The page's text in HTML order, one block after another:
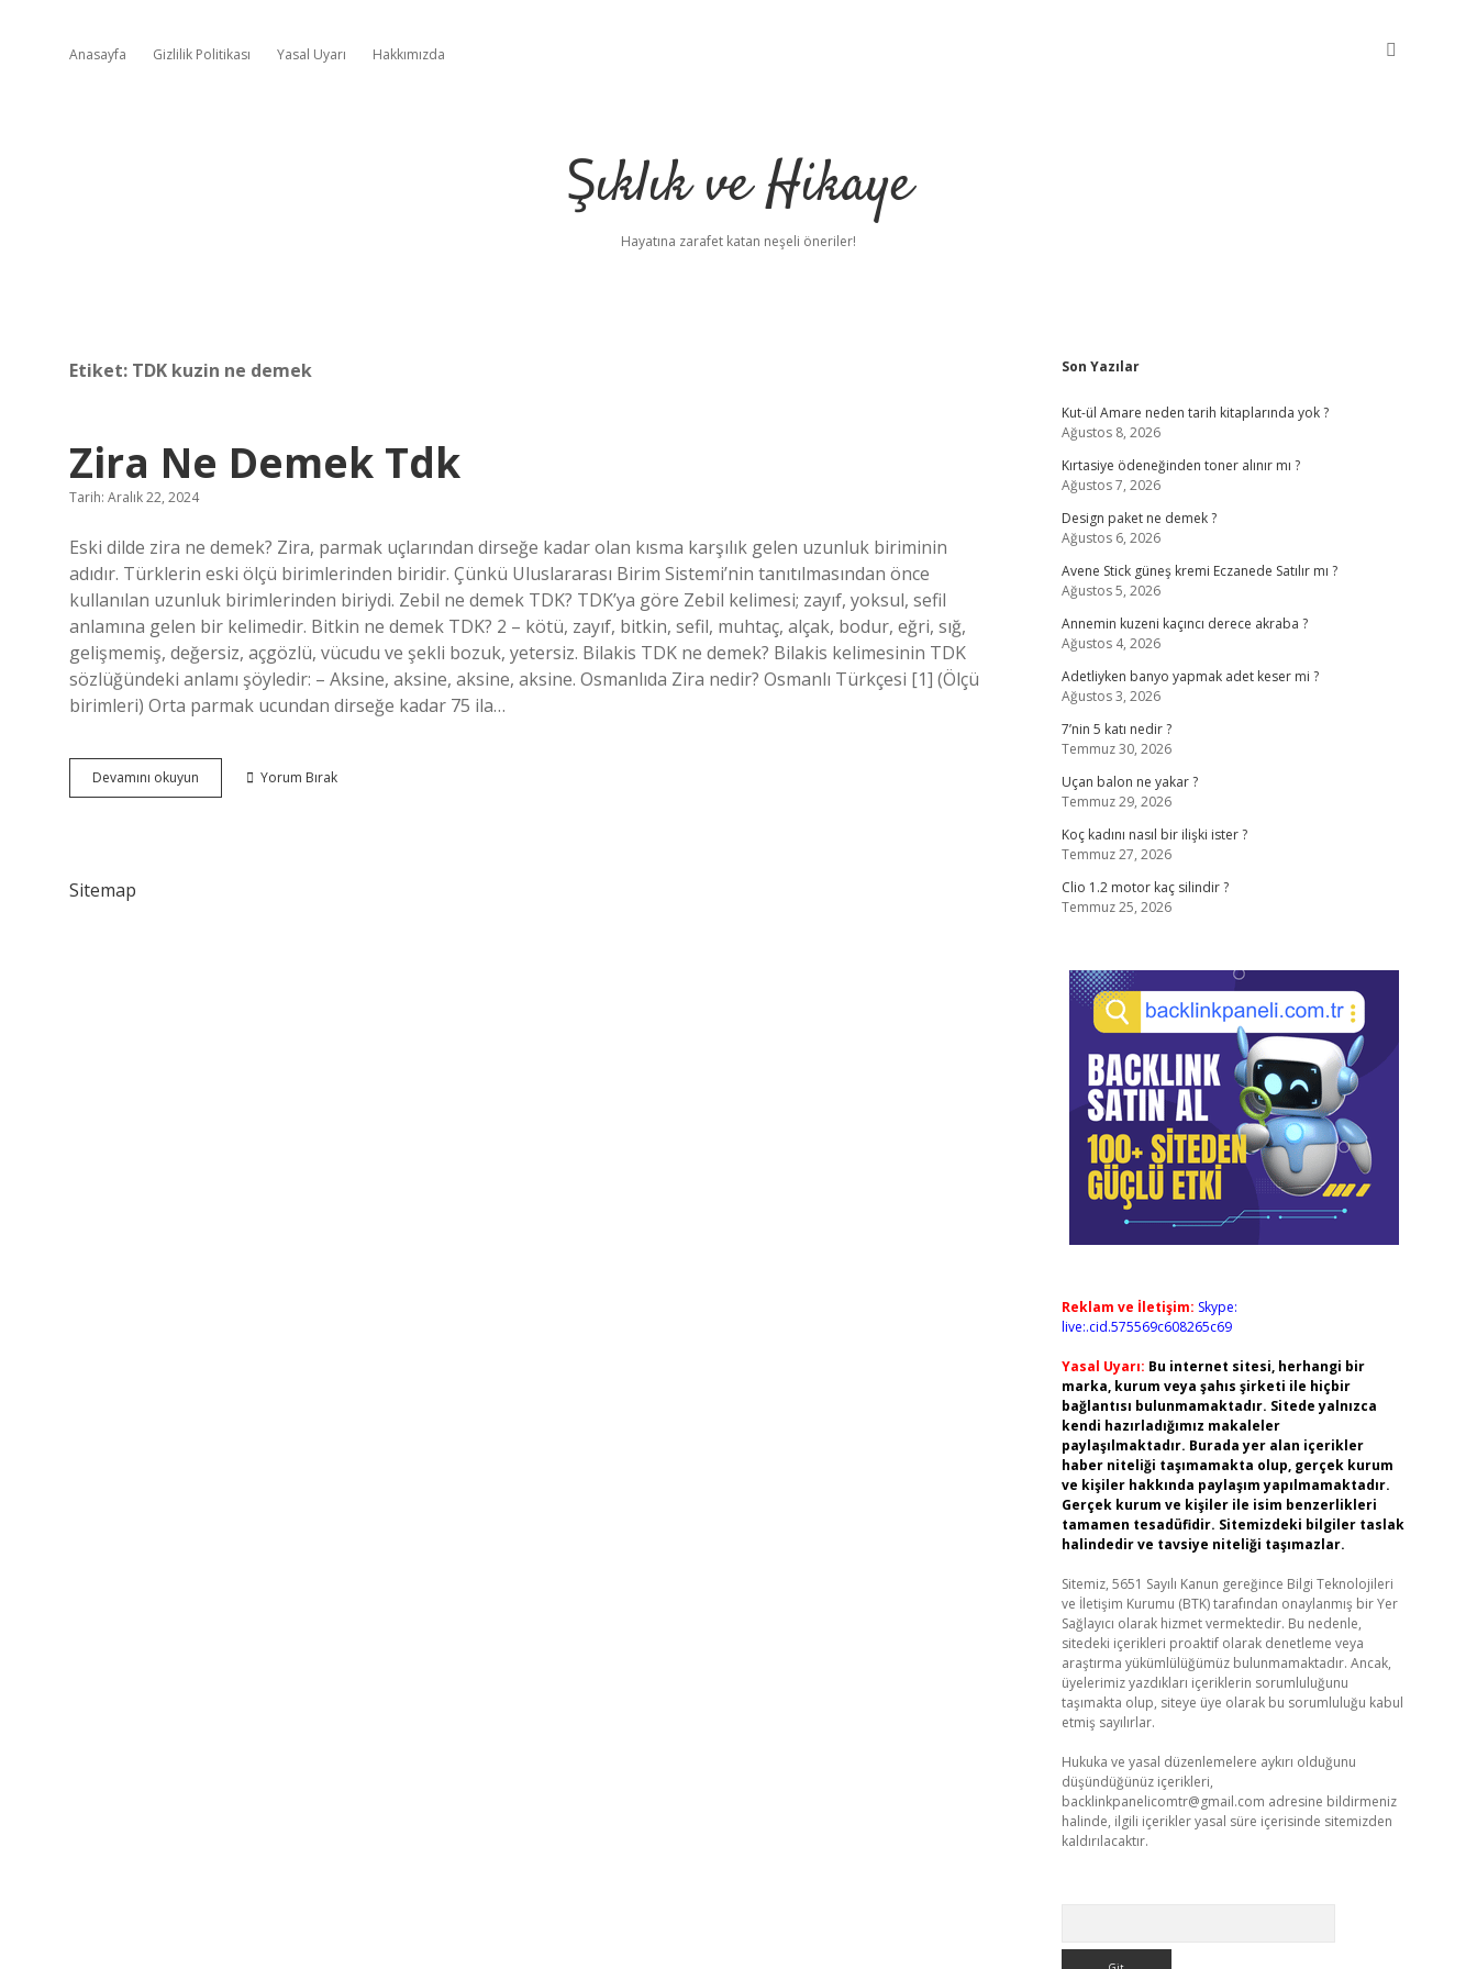
Anasayfa Gizlilik Politikası Yasal Uyarı Hakkımızda
Şıklık ve Hikaye
Hayatına zarafet katan neşeli öneriler!
Etiket: TDK kuzin ne demek
Zira Ne Demek Tdk
Tarih: Aralık 22, 2024
Eski dilde zira ne demek? Zira, parmak uçlarından dirseğe kadar olan kısma karşılık gelen uzunluk biriminin
adıdır. Türklerin eski ölçü birimlerinden biridir. Çünkü Uluslararası Birim Sistemi’nin tanıtılmasından önce
kullanılan uzunluk birimlerinden biriydi. Zebil ne demek TDK? TDK’ya göre Zebil kelimesi; zayıf, yoksul, sefil
anlamına gelen bir kelimedir. Bitkin ne demek TDK? 2 – kötü, zayıf, bitkin, sefil, muhtaç, alçak, bodur, eğri, sığ,
gelişmemiş, değersiz, açgözlü, vücudu ve şekli bozuk, yetersiz. Bilakis TDK ne demek? Bilakis kelimesinin TDK
sözlüğündeki anlamı şöyledir: – Aksine, aksine, aksine, aksine. Osmanlıda Zira nedir? Osmanlı Türkçesi [1] (Ölçü
birimleri) Orta parmak ucundan dirseğe kadar 75 ila…
Devamını okuyun
Ne
Yorum Bırak
Sitemap
Sidebar
Son Yazılar
Kut-ül Amare neden tarih kitaplarında yok ?
Ağustos 8, 2026
Kırtasiye ödeneğinden toner alınır mı ?
Ağustos 7, 2026
Design paket ne demek ?
Ağustos 6, 2026
Avene Stick güneş kremi Eczanede Satılır mı ?
Ağustos 5, 2026
Annemin kuzeni kaçıncı derece akraba ?
Ağustos 4, 2026
Adetliyken banyo yapmak adet keser mi ?
Ağustos 3, 2026
7’nin 5 katı nedir ?
Temmuz 30, 2026
Uçan balon ne yakar ?
Temmuz 29, 2026
Koç kadını nasıl bir ilişki ister ?
Temmuz 27, 2026
Clio 1.2 motor kaç silindir ?
Temmuz 25, 2026
Reklam ve İletişim: Skype:
live:.cid.575569c608265c69
Yasal Uyarı: Bu internet sitesi, herhangi bir
marka, kurum veya şahıs şirketi ile hiçbir
bağlantısı bulunmamaktadır. Sitede yalnızca
kendi hazırladığımız makaleler
paylaşılmaktadır. Burada yer alan içerikler
haber niteliği taşımamakta olup, gerçek kurum
ve kişiler hakkında paylaşım yapılmamaktadır.
Gerçek kurum ve kişiler ile isim benzerlikleri
tamamen tesadüfidir. Sitemizdeki bilgiler taslak
halindedir ve tavsiye niteliği taşımazlar.
Sitemiz, 5651 Sayılı Kanun gereğince Bilgi Teknolojileri
ve İletişim Kurumu (BTK) tarafından onaylanmış bir Yer
Sağlayıcı olarak hizmet vermektedir. Bu nedenle,
sitedeki içerikleri proaktif olarak denetleme veya
araştırma yükümlülüğümüz bulunmamaktadır. Ancak,
üyelerimiz yazdıkları içeriklerin sorumluluğunu
taşımakta olup, siteye üye olarak bu sorumluluğu kabul
etmiş sayılırlar.
Hukuka ve yasal düzenlemelere aykırı olduğunu
düşündüğünüz içerikleri,
backlinkpanelicomtr@gmail.com adresine bildirmeniz
halinde, ilgili içerikler yasal süre içerisinde sitemizden
kaldırılacaktır.